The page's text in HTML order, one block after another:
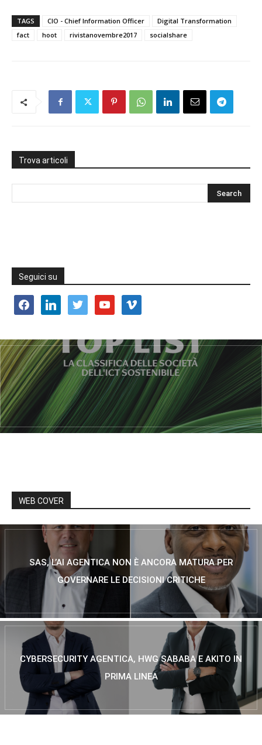
TAGS CIO - Chief Information Officer
Digital Transformation
fact
hoot rivistanovembre2017 socialshare
Trova articoli
Seguici su
facebooklinkedin twitter youtube vimeo
WEB COVER
SAS, L’AI AGENTICA NON È ANCORA MATURA PER
GOVERNARE LE DECISIONI CRITICHE
CYBERSECURITY AGENTICA, HWG SABABA E AKITO IN
PRIMA LINEA